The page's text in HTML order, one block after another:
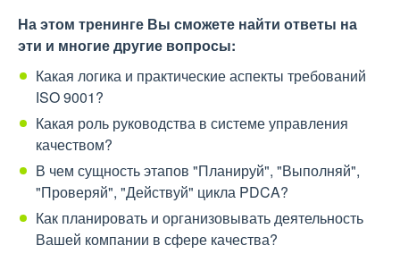
На этом тренинге Вы сможете найти ответы на
эти и многие другие вопросы:
Какая логика и практические аспекты требований
ІSO 9001?
Какая роль руководства в системе управления
качеством?
В чем сущность этапов "Планируй", "Выполняй",
"Проверяй", "Действуй" цикла PDCA?
Как планировать и организовывать деятельность
Вашей компании в сфере качества?